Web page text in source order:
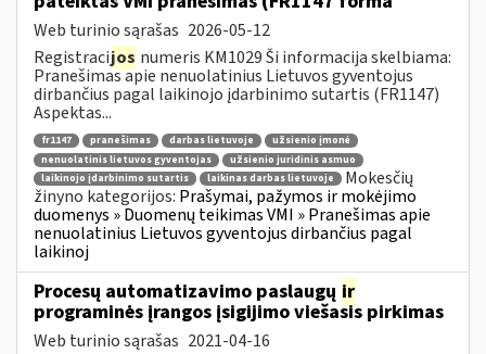
Web turinio sąrašas 2026-05-12
Registracijos numeris KM1029 Ši informacija skelbiama:
Pranešimas apie nenuolatinius Lietuvos gyventojus
dirbančius pagal laikinojo įdarbinimo sutartis (FR1147)
Aspektas...
fr1147 pranešimas darbas lietuvoje
užsienio įmonė
nenuolatinis lietuvos gyventojas
užsienio juridinis asmuo
laikinojo įdarbinimo sutartis
laikinas darbas lietuvoje
Mokesčių
žinyno kategorijos: Prašymai, pažymos ir mokėjimo
duomenys » Duomenų teikimas VMI » Pranešimas apie
nenuolatinius Lietuvos gyventojus dirbančius pagal
laikinoj
Procesų automatizavimo paslaugų ir
programinės įrangos įsigijimo viešasis pirkimas
Web turinio sąrašas 2021-04-16